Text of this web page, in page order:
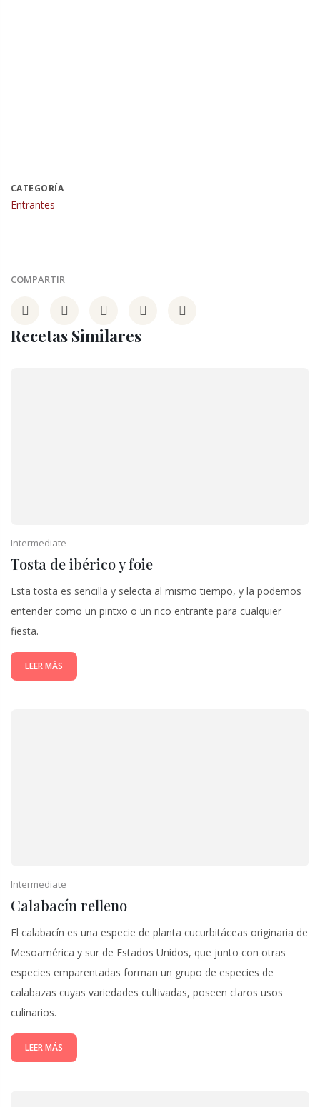
CATEGORÍA
Entrantes
COMPARTIR
Recetas Similares
Intermediate
Tosta de ibérico y foie
Esta tosta es sencilla y selecta al mismo tiempo, y la podemos
entender como un pintxo o un rico entrante para cualquier
fiesta.
LEER MÁS
Intermediate
Calabacín relleno
El calabacín es una especie de planta cucurbitáceas originaria de
Mesoamérica y sur de Estados Unidos, que junto con otras
especies emparentadas forman un grupo de especies de
calabazas cuyas variedades cultivadas, poseen claros usos
culinarios.
LEER MÁS